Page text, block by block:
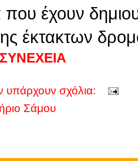
έχουν
έκτακτων
υπάρχουν σχόλια:
Σάμου